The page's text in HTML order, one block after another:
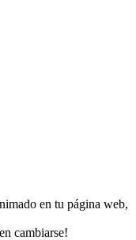
en tu página web,
cambiarse!